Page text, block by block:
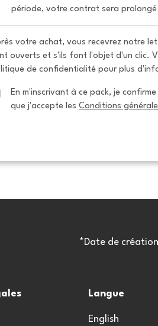
période, votre contrat sera prolongé
votre achat, vous recevrez notre
ouverts et s'ils font l'objet d'un clic.
de confidentialité pour plus
En m'inscrivant à ce pack, je
que j'accepte les Conditions
*Date de
Langue
English